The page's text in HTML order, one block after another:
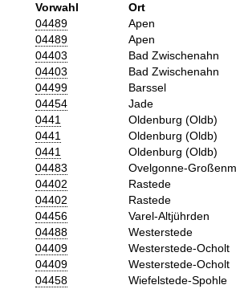
Vorwahl
Ort
04489
Apen
04489
Apen
04403
Bad Zwischenahn
04403
Bad Zwischenahn
04499
Barssel
04454
Jade
0441
Oldenburg (Oldb)
0441
Oldenburg (Oldb)
0441
Oldenburg (Oldb)
04483
Ovelgonne-
04402
Rastede
04402
Rastede
04456
Varel-Altjührden
04488
Westerstede
04409
Westerstede-Ocholt
04409
Westerstede-Ocholt
04458
Wiefelstede-Spohle